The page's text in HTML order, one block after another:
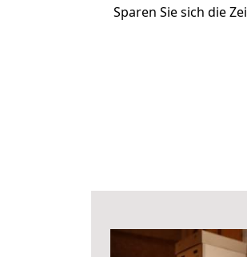
Sparen Sie sich die